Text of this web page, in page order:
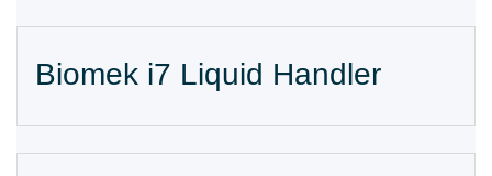
Biomek i7 Liquid Handler